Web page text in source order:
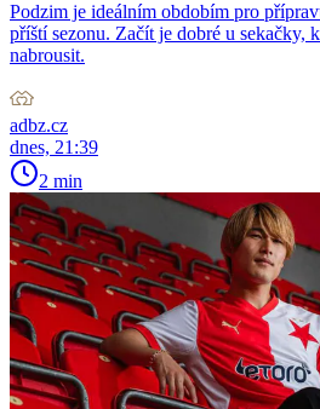
Podzim je ideálním obdobím pro
příští sezonu. Začít je dobré u sekačky,
nabrousit.
adbz.cz
dnes, 21:39
2 min